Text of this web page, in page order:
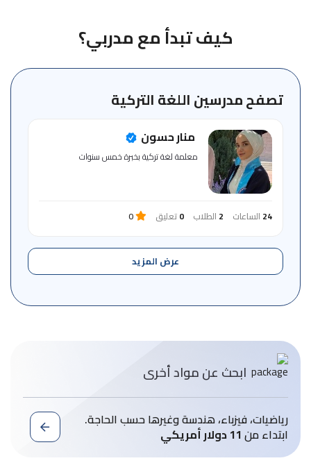
الأساسية
للمنصة
الإرشادي
كيف تبدأ مع مدربي؟
تصفح مدرسين اللغة التركية
منار حسون
معلمة لغة تركية بخبرة خمس سنوات
24 الساعات 2 الطلاب 0تعليق 0
عرض المزيد
ابحث عن مواد أخرى
رياضيات، فيزباء، هندسة وغيرها حسب الحاجة.
ابتداء من11 دولار أمريكي